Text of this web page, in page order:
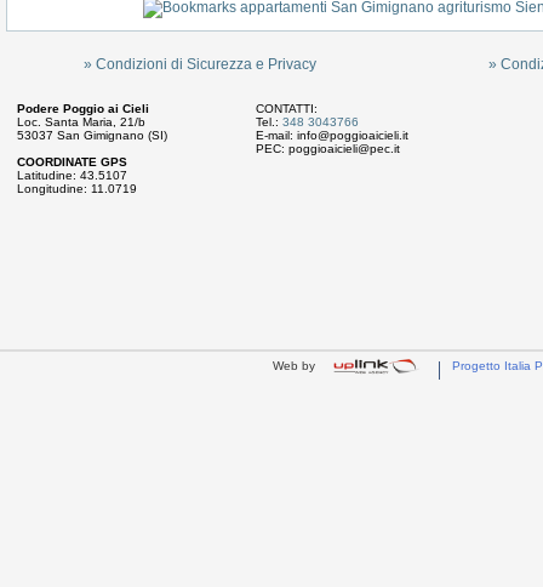
» Condizioni di Sicurezza e Privacy »
Podere Poggio ai Cieli
Loc. Santa Maria, 21/b
53037 San Gimignano (SI)
COORDINATE GPS
Latitudine: 43.5107
Longitudine: 11.0719
CONTATTI:
Tel.: 348 3043766
E-mail: info@poggioaicieli.it
PEC: poggioaicieli@pec.it
Web by Progetto Italia